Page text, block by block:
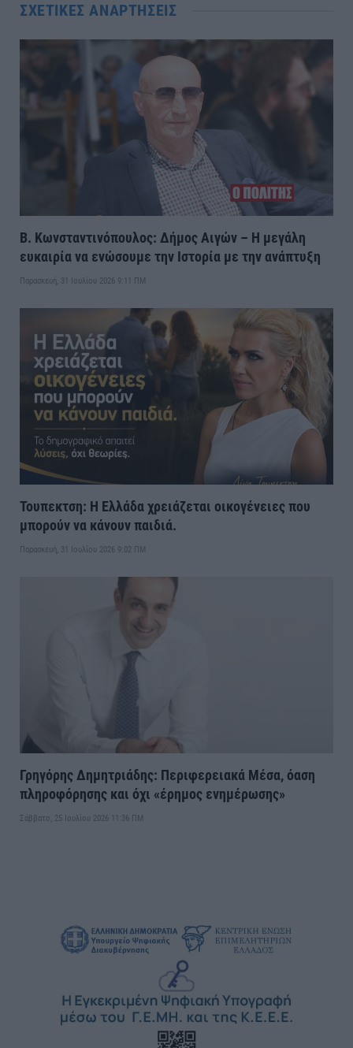
ΣΧΕΤΙΚΈΣ ΑΝΑΡΤΉΣΕΙΣ
Β. Κωνσταντινόπουλος: Δήμος Αιγών – Η μεγάλη
ευκαιρία να ενώσουμε την Ιστορία με την ανάπτυξη
Παρασκευή, 31 Ιουλίου 2026 9:11 ΠΜ
Τουπεκτση: Η Ελλάδα χρειάζεται οικογένειες που
μπορούν να κάνουν παιδιά.
Παρασκευή, 31 Ιουλίου 2026 9:02 ΠΜ
Γρηγόρης Δημητριάδης: Περιφερειακά Μέσα, όαση
πληροφόρησης και όχι «έρημος ενημέρωσης»
Σάββατο, 25 Ιουλίου 2026 11:36 ΠΜ